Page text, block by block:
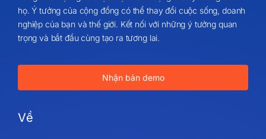
họ. Ý tưởng của cộng đồng có thể thay đổi cuộc sống, doanh
nghiệp của bạn và thế giới. Kết nối với những ý tưởng quan
trọng và bắt đầu cùng tạo ra tương lai.
Nhận bản demo
Về